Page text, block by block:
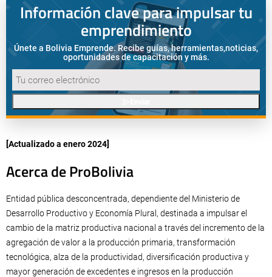
Información clave para impulsar tu
emprendimiento
Únete a Bolivia Emprende. Recibe guías, herramientas,noticias,
oportunidades de capacitación y más.
[Actualizado a enero 2024]
Acerca de ProBolivia
Entidad pública desconcentrada, dependiente del Ministerio de
Desarrollo Productivo y Economía Plural, destinada a impulsar el
cambio de la matriz productiva nacional a través del incremento de la
agregación de valor a la producción primaria, transformación
tecnológica, alza de la productividad, diversificación productiva y
mayor generación de excedentes e ingresos en la producción